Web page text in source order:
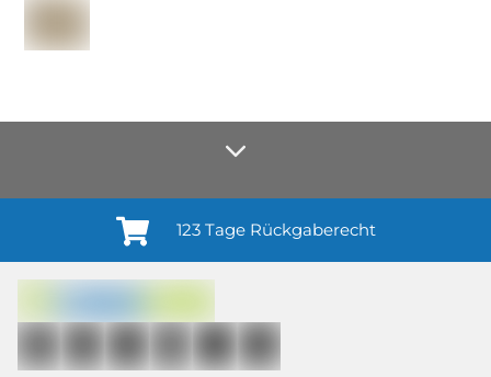
Anmelden¹
casando (Holz-Richter GmbH) sowie zur Interessen-Analyse durch
jederzeit mit Wirkung für die Zukunft und ohne Angabe von Gründen
123 Tage Rückgaberecht